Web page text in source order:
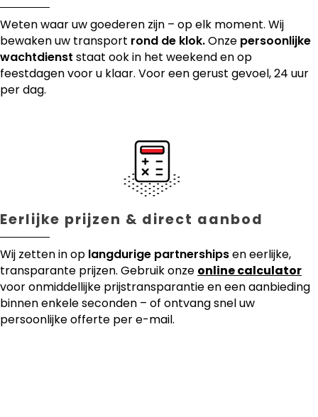
Weten waar uw goederen zijn – op elk moment. Wij
bewaken uw transport rond de klok.Onze persoonlijke
wachtdienst staat ook in het weekend en op
feestdagen voor u klaar. Voor een gerust gevoel, 24 uur
per dag.
Eerlijke prijzen & direct aanbod
Wij zetten in op langdurige partnershipsen eerlijke,
transparante prijzen. Gebruik onze online calculator
voor onmiddellijke prijstransparantie en een aanbieding
binnen enkele seconden – of ontvang snel uw
persoonlijke offerte per e-mail.